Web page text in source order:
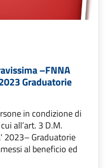
–FNNA
Graduatorie
in condizione di
all’art. 3 D.M.
Graduatorie
al beneficio ed